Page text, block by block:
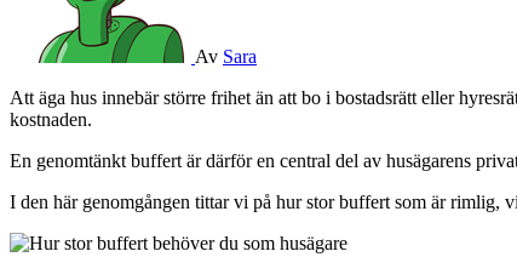
Av Sara
Att äga hus innebär större frihet än att bo i bostadsrätt eller hyresrätt. Samtidigt innebär det fullt ansvar för byggnaden, installationer och mark. När något går sönder finns ingen förening eller hyresvärd som tar
kostnaden.
En genomtänkt buffert är därför en central del av husägarens
I den här genomgången tittar vi på hur stor buffert som är rimlig,